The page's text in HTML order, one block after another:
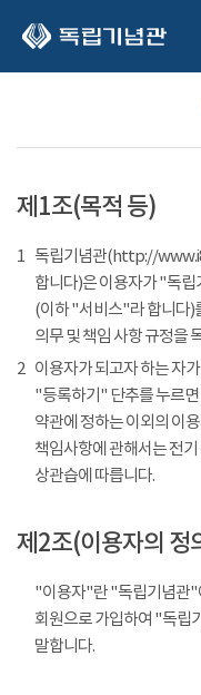
제1조(목적 등)
1 독립기념관(http://
합니다)은 이용자가 "독
(이하 "서비스"라 합니다)
의무 및 책임 사항 규정을
2 이용자가 되고자 하는 자
"등록하기" 단추를 누르면
약관에 정하는 이외의 이
책임사항에 관해서는 전
상관습에 따릅니다.
제2조(이용자의 정
"이용자"란 "독립기념관"
회원으로 가입하여 "독립
말합니다.